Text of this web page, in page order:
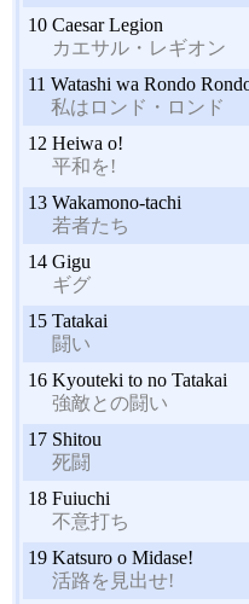
10 Caesar Legion
カエサル・レギオン
11 Watashi wa Rondo
私はロンド・ロンド
12 Heiwa o!
平和を!
13 Wakamono-tachi
若者たち
14 Gigu
ギグ
15 Tatakai
闘い
16 Kyouteki to no Tatakai
強敵との闘い
17 Shitou
死闘
18 Fuiuchi
不意打ち
19 Katsuro o Midase!
活路を見出せ!